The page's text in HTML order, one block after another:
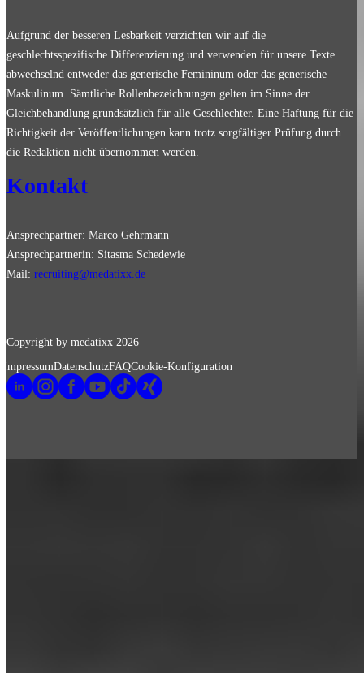
Aufgrund der besseren Lesbarkeit verzichten wir auf die
geschlechtsspezifische Differenzierung und verwenden für unsere Texte
abwechselnd entweder das generische Femininum oder das generische
Maskulinum. Sämtliche Rollenbezeichnungen gelten im Sinne der
Gleichbehandlung grundsätzlich für alle Geschlechter. Eine Haftung für die
Richtigkeit der Veröffentlichungen kann trotz sorgfältiger Prüfung durch
die Redaktion nicht übernommen werden.
Kontakt
Ansprechpartner: Marco Gehrmann
Ansprechpartnerin: Sitasma Schedewie
Mail: recruiting@medatixx.de
Copyright by medatixx 2026
ImpressumDatenschutzFAQCookie-Konfiguration